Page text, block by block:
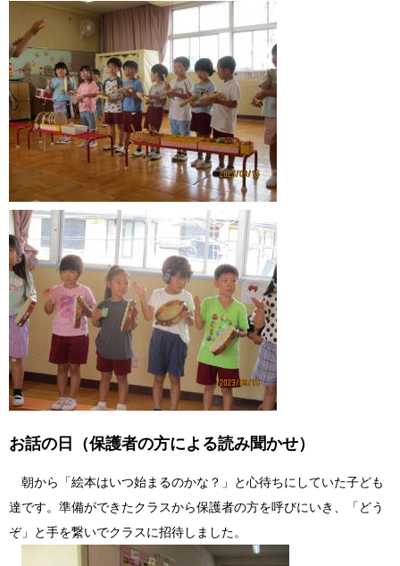
お話の日（保護者の方による読み聞かせ）
朝から「絵本はいつ始まるのかな？」と心待ちにしていた子ども
達です。準備ができたクラスから保護者の方を呼びにいき、「どう
ぞ」と手を繋いでクラスに招待しました。